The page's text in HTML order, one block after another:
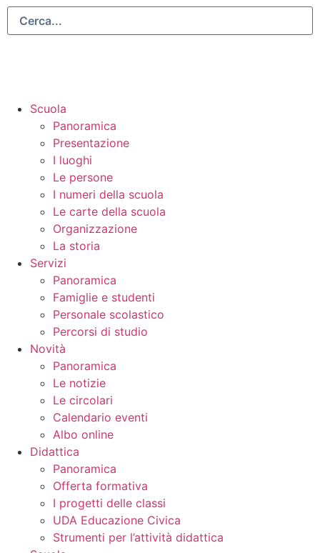
Scuola
Panoramica
Presentazione
I luoghi
Le persone
I numeri della scuola
Le carte della scuola
Organizzazione
La storia
Servizi
Panoramica
Famiglie e studenti
Personale scolastico
Percorsi di studio
Novità
Panoramica
Le notizie
Le circolari
Calendario eventi
Albo online
Didattica
Panoramica
Offerta formativa
I progetti delle classi
UDA Educazione Civica
Strumenti per l’attività didattica